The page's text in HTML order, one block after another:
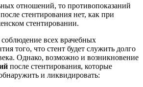
отношений, то противопоказаний
стентирования нет, как при
стентировании.
всех врачебных
того, что стент будет служить долго
Однако, возможно и возникновение
после стентирования, которые
и ликвидировать: